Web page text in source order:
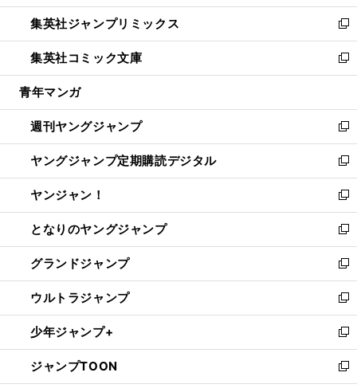
開
く
ウ
で
開
く
ン
ド
ウ
で
開
ウ
ィ
ン
ド
ウ
開
く
し
い
ウ
ィ
ン
ウ
で
開
く
集英社ジャンプリミックス
新
し
い
ウ
ン
ド
ウ
で
開
く
集英社コミック文庫
新
し
ウ
ィ
ン
ド
ウ
で
開
く
青年マンガ
週刊ヤングジャンプ
新
し
い
ウ
ィ
ン
ド
ウ
で
開
く
ヤングジャンプ定期購読デジタル
新
し
い
ウ
ィ
ン
ド
ウ
で
開
く
ヤンジャン！
新
し
い
ウ
ィ
ン
ド
ウ
で
開
く
となりのヤングジャンプ
新
し
い
ウ
ィ
ン
ド
ウ
で
開
グランドジャンプ
新
し
い
ウ
ィ
ン
ド
ウ
ウルトラジャンプ
新
し
い
ウ
ィ
ン
少年ジャンプ+
新
し
い
ウ
ジャンプTOON
新
し